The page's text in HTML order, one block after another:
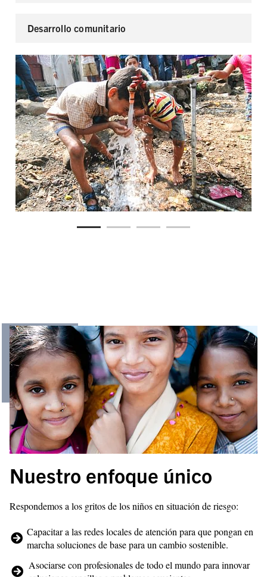
Desarrollo comunitario
Nuestro enfoque único
Respondemos a los gritos de los niños en situación de riesgo:
Capacitar a las redes locales de atención para que pongan en
marcha soluciones de base para un cambio sostenible.
Asociarse con profesionales de todo el mundo para innovar